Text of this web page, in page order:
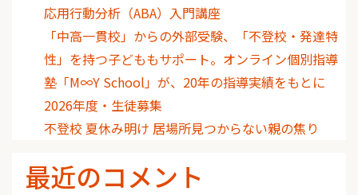
応用行動分析（ABA）入門講座
「中高一貫校」からの外部受験、「不登校・発達特
性」を持つ子どももサポート。オンライン個別指導
塾「M∞Y School」が、20年の指導実績をもとに
2026年度・生徒募集
不登校 夏休み明け 居場所見つからない親の焦り
最近のコメント